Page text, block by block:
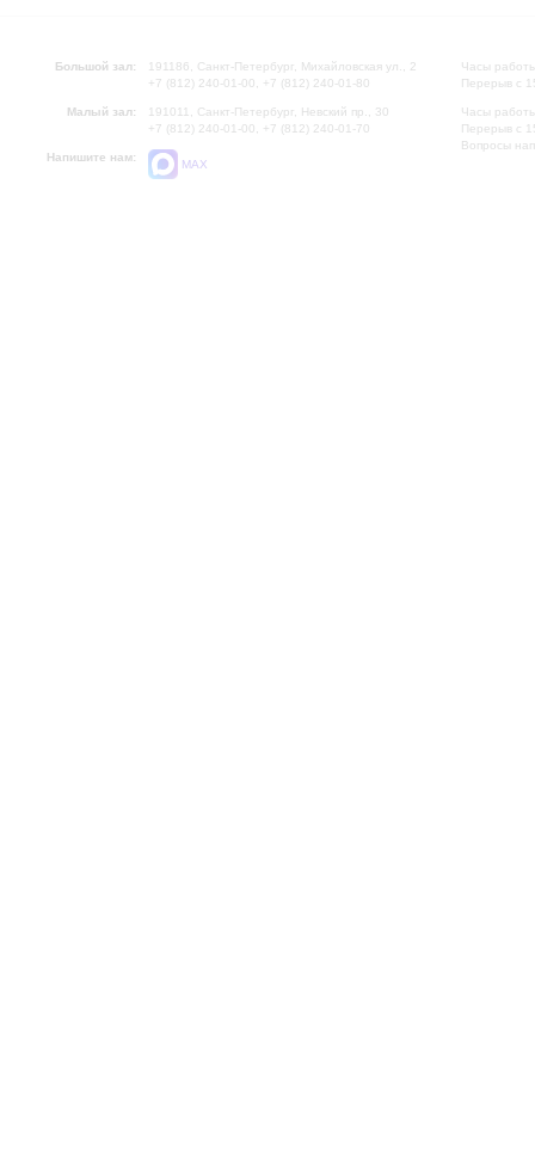
Большой зал:
191186, Санкт-Петербург, Михайловская ул., 2
+7 (812) 240-01-00, +7 (812) 240-01-80
Малый зал:
191011, Санкт-Петербург, Невский пр., 30
+7 (812) 240-01-00, +7 (812) 240-01-70
Напишите нам:
MAX
Часы
Перерыв с
Часы
Перерыв с
Вопросы